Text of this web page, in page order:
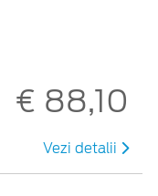
€ 88,10
Vezi detalii